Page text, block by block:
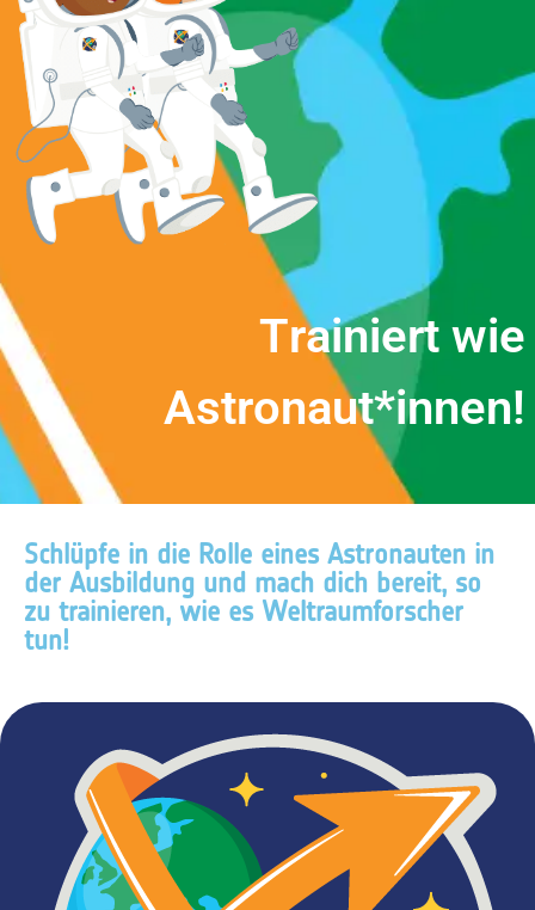
Trainiert wie
Astronaut*innen!
Schlüpfe in die Rolle eines Astronauten in
der Ausbildung und mach dich bereit, so
zu trainieren, wie es Weltraumforscher
tun!